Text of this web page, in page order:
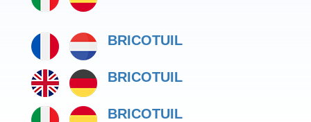
BRICOTUIL
BRICOTUIL
BRICOTUIL